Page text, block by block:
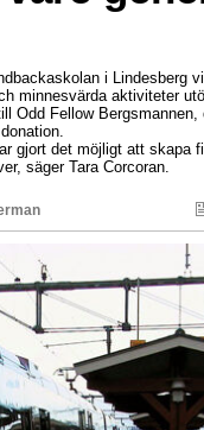
i Lindesberg
minnesvärda aktiviteter
Odd Fellow Bergsmannen,
gjort det möjligt att skapa
säger Tara Corcoran.